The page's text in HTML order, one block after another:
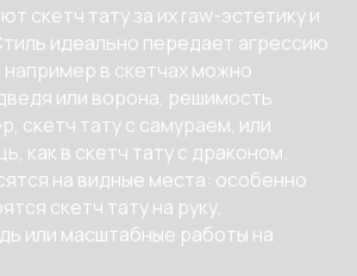
скетч тату за их raw-эстетику и
идеально передает агрессию
например в скетчах можно
или ворона, решимость
скетч тату с самураем, или
как в скетч тату с драконом.
на видные места: особенно
скетч тату на руку,
или масштабные работы на